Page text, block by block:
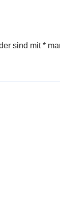
sind mit*